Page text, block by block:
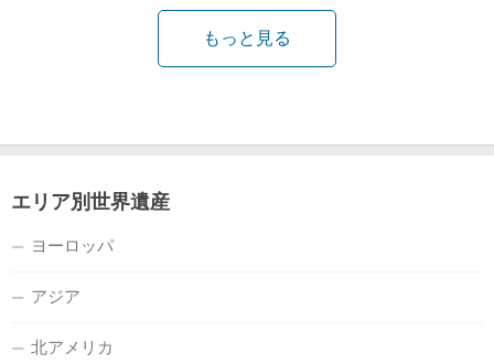
もっと見る
エリア別世界遺産
ヨーロッパ
アジア
北アメリカ